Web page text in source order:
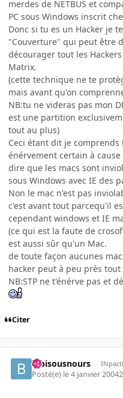
merdes de NETBUS et
PC sous Windows inscrit
Donc si tu es un Hacker je
"Couverture" qui peut être
décourager tout les
Matrix.
(cette technique ne te
mais avant qu'on
NB:tu ne videras pas mon
est une partition
tout au plus)
Ceci étant dit je
énérvement certain à
dire que les macs sont
sous Windows avec IE des
Non le mac n'est pas
c'est avant tout parcequ'il
cependant windows et IE
(ce qui est la faute de
est aussi sûr qu'un Mac.
de toute façon aucunes
hacker peut à peu près tout
NB:STP ne t'énérve pas et
Citer
bibisousnours
Posté(e) le 4 janvier 2004